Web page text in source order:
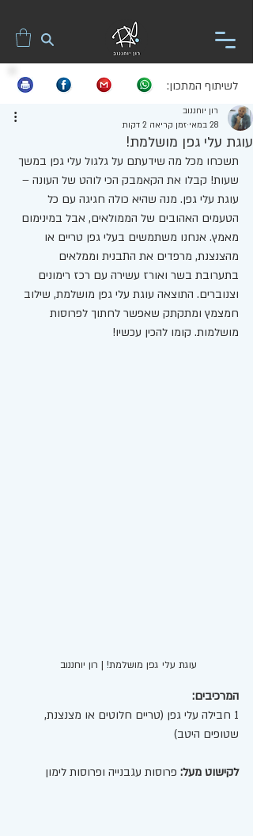
לשיתוף המתכון:
עוגת עלי גפן מושלמת!
רון יוחננוב
28 במאי
זמן קריאה 2 דקות
תשכחו מכל מה שידעתם על גלגול עלי גפן במשך
שעות! קבלו את הקאמבק הכי לוהט של העונה –
עוגת עלי גפן. מנה שהיא כולה חגיגה עם כל
הטעמים האהובים של הממולאים, אבל במינימום
מאמץ. אנחנו משתמשים בעלי גפן טריים או
מהצנצנת, מרפדים את התבנית וממלאים
בתערובת בשר ואורז עשירה עם רכז רימונים
וצנוברים. התוצאה עוגת עלי גפן מושלמת, שילוב
חמצמץ ומתקתק שאפשר לחתוך לפרוסות
מושלמות. קומו להכין עכשיו!
עוגת עלי גפן מושלמת! | רון יוחננוב
המרכיבים:
1 חבילה עלי גפן (טריים חלוטים או מצנצנת,
שטופים היטב)
לקישוט מעל: פרוסות עגבנייה ופרוסות לימון